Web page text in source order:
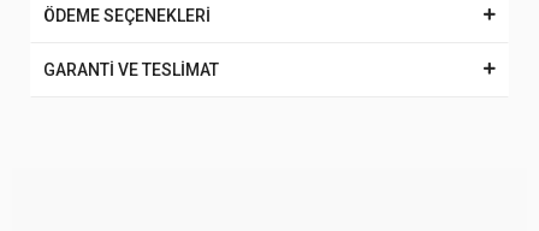
ÖDEME SEÇENEKLERİ
GARANTİ VE TESLİMAT